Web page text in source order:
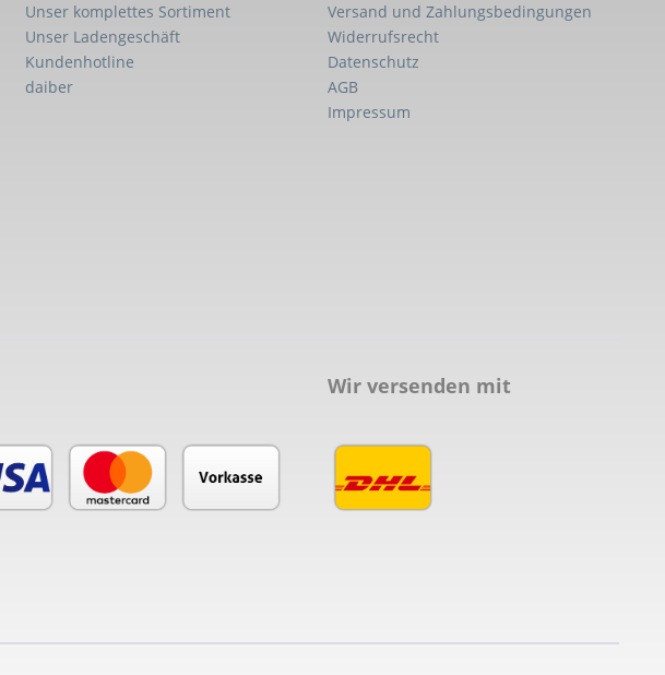
Unser komplettes Sortiment
Unser Ladengeschäft
Kundenhotline
daiber
Versand und Zahlungsbedingungen
Widerrufsrecht
Datenschutz
AGB
Impressum
Wir versenden mit